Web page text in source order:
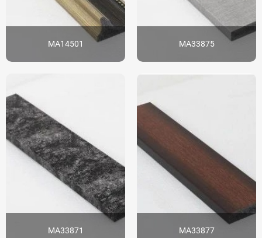
MA14501 MA33875
MA33871 MA33877